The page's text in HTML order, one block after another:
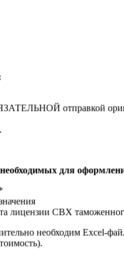
отправкой
для
лицензии СВХ
необходим Excel-